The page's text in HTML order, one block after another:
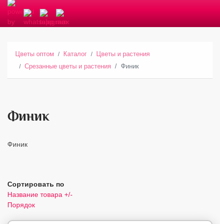
Цветы оптом Каталог
Цветы и растения
Срезанные цветы и растения
Финик
Финик
Финик
Сортировать по
Название товара +/-
Порядок